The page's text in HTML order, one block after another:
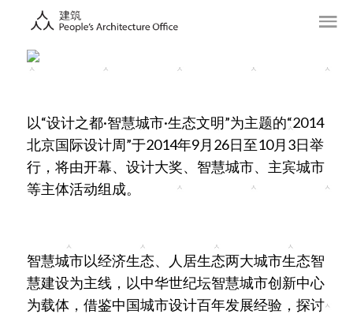
以“设计之都·智慧城市·生态文明”为主题的“2014
北京国际设计周”于2014年9月26日至10月3日举
行，将由开幕、设计大奖、智慧城市、主宾城市
等主体活动组成。
智慧城市以经济生态、人居生态两大城市生态智
慧建设为主线，以中华世纪坛智慧城市创新中心
为载体，借鉴中国城市设计百年发展经验，探讨